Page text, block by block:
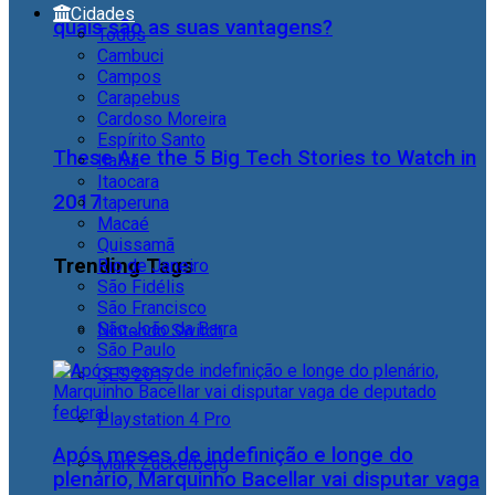
quais são as suas vantagens?
These Are the 5 Big Tech Stories to Watch in
2017
Trending Tags
Nintendo Switch
CES 2017
Playstation 4 Pro
Mark Zuckerberg
Cidades
Todos
Cambuci
Campos
Carapebus
Cardoso Moreira
Espírito Santo
Italva
Itaocara
Itaperuna
Macaé
Quissamã
Rio de Janeiro
São Fidélis
São Francisco
São João da Barra
São Paulo
Após meses de indefinição e longe do
plenário, Marquinho Bacellar vai disputar vaga